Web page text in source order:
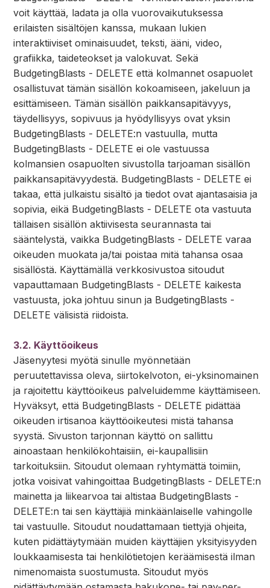
voit käyttää, ladata ja olla vuorovaikutuksessa
erilaisten sisältöjen kanssa, mukaan lukien
interaktiiviset ominaisuudet, teksti, ääni, video,
grafiikka, taideteokset ja valokuvat. Sekä
BudgetingBlasts - DELETE että kolmannet osapuolet
osallistuvat tämän sisällön kokoamiseen, jakeluun ja
esittämiseen. Tämän sisällön paikkansapitävyys,
täydellisyys, sopivuus ja hyödyllisyys ovat yksin
BudgetingBlasts - DELETE:n vastuulla, mutta
BudgetingBlasts - DELETE ei ole vastuussa
kolmansien osapuolten sivustolla tarjoaman sisällön
paikkansapitävyydestä. BudgetingBlasts - DELETE ei
takaa, että julkaistu sisältö ja tiedot ovat ajantasaisia ja
sopivia, eikä BudgetingBlasts - DELETE ota vastuuta
tällaisen sisällön aktiivisesta seurannasta tai
sääntelystä, vaikka BudgetingBlasts - DELETE varaa
oikeuden muokata ja/tai poistaa mitä tahansa osaa
sisällöstä. Käyttämällä verkkosivustoa sitoudut
vapauttamaan BudgetingBlasts - DELETE kaikesta
vastuusta, joka johtuu sinun ja BudgetingBlasts -
DELETE välisistä riidoista.
3.2. Käyttöoikeus
Jäsenyytesi myötä sinulle myönnetään
peruutettavissa oleva, siirtokelvoton, ei-yksinomainen
ja rajoitettu käyttöoikeus palveluidemme käyttämiseen.
Hyväksyt, että BudgetingBlasts - DELETE pidättää
oikeuden irtisanoa käyttöoikeutesi mistä tahansa
syystä. Sivuston tarjonnan käyttö on sallittu
ainoastaan henkilökohtaisiin, ei-kaupallisiin
tarkoituksiin. Sitoudut olemaan ryhtymättä toimiin,
jotka voisivat vahingoittaa BudgetingBlasts - DELETE:n
mainetta ja liikearvoa tai altistaa BudgetingBlasts -
DELETE:n tai sen käyttäjiä minkäänlaiselle vahingolle
tai vastuulle. Sitoudut noudattamaan tiettyjä ohjeita,
kuten pidättäytymään muiden käyttäjien yksityisyyden
loukkaamisesta tai henkilötietojen keräämisestä ilman
nimenomaista suostumusta. Sitoudut myös